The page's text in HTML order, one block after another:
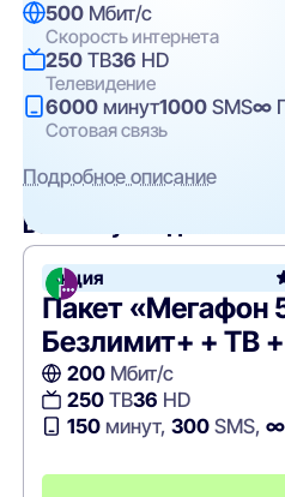
500 Мбит/с
Скорость интернета
250 ТВ36 HD
Телевидение
6000 минут1000 SMS∞
Сотовая связь
Подробное описание
Вам могут подойти
Акция
Пакет «Мегафон
Безлимит+ + ТВ
200Мбит/с
250ТВ36 HD
150минут, 300SMS, ∞